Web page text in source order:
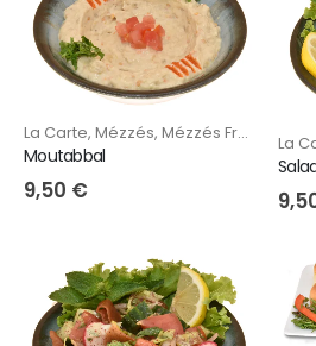
La Carte, Mézzés, Mézzés Froids
Moutabbal
9,50 €
La